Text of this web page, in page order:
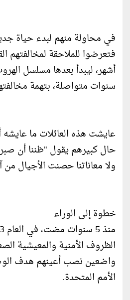
في محاولة منهم لبدء حياة
سنوات متواصلة، بتهمة
عايشت هذه العائلات ما عايشه
حال كبيرهم يقول "ظننا أن
ولا معاناتنا حصنت الأجيال من
خطوة إلى الوراء
الظروف الأمنية والمعيشية
واضعين نصب أعينهم هدف
الأمم المتحدة.